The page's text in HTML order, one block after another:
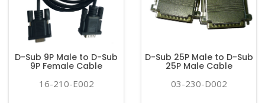
D-Sub 9P Male to D-Sub
9P Female Cable
16-210-E002
D-Sub 25P Male to D-Sub
25P Male Cable
03-230-D002